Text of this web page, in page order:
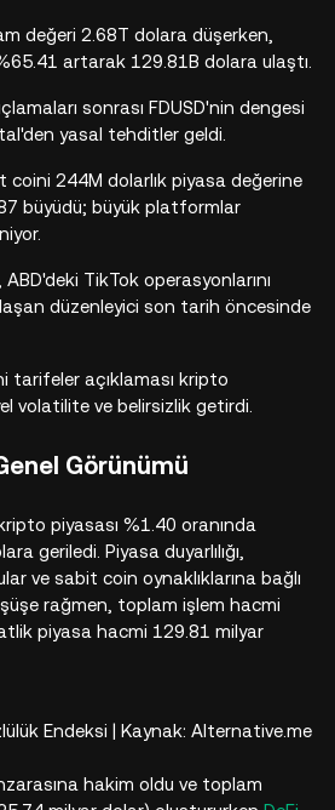
değeri 2.68T dolara düşerken,
artarak 129.81B dolara ulaştı.
sonrası FDUSD'nin dengesi
yasal tehditler geldi.
coini 244M dolarlık piyasa değerine
büyüdü; büyük platformlar
TikTok operasyonlarını
düzenleyici son tarih öncesinde
tarifeler açıklaması kripto
volatilite ve belirsizlik getirdi.
Görünümü
piyasası %1.40 oranında
geriledi. Piyasa duyarlılığı,
ve sabit coin oynaklıklarına bağlı
rağmen, toplam işlem hacmi
piyasa hacmi 129.81 milyar
Endeksi | Kaynak: Alternative.me
hakim oldu ve toplam